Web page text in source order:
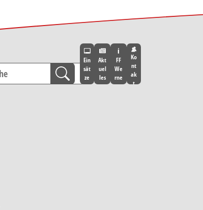
Ein
sät
ze
Akt
uel
les
FF
We
rne
Ko
nt
ak
t